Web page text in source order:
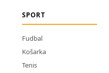
SPORT
Fudbal
Košarka
Tenis